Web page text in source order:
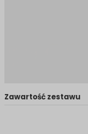
Zawartość zestawu